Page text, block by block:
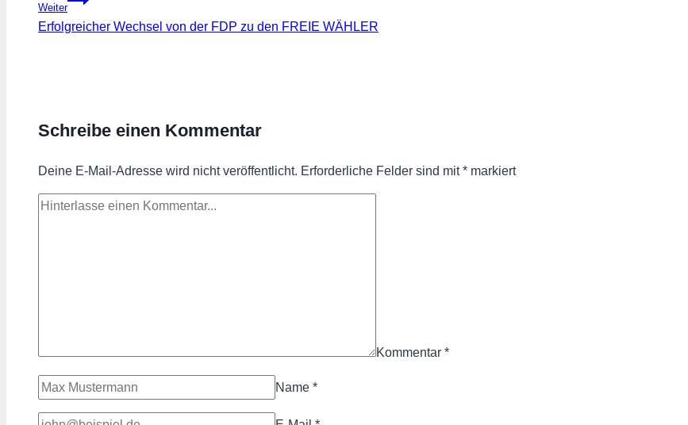
Weiter
Erfolgreicher Wechsel von der FDP zu den FREIE WÄHLER
Schreibe einen Kommentar
Deine E-Mail-Adresse wird nicht veröffentlicht. Erforderliche Felder sind mit* markiert
Kommentar *
Name *